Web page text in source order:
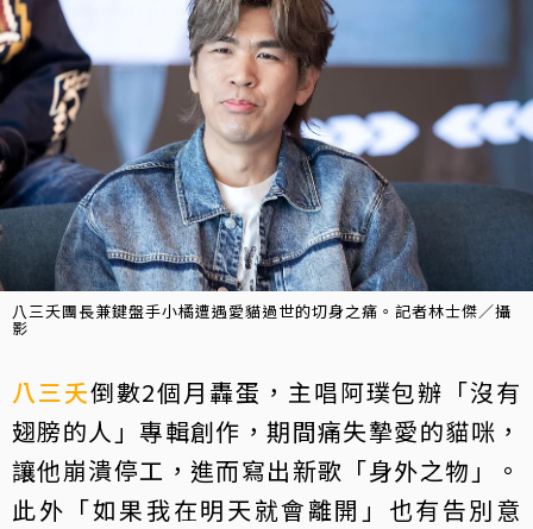
八三夭團長兼鍵盤手小橘遭遇愛貓過世的切身之痛。記者林士傑／攝
影
八三夭倒數2個月轟蛋，主唱阿璞包辦「沒有
翅膀的人」專輯創作，期間痛失摯愛的貓咪，
讓他崩潰停工，進而寫出新歌「身外之物」。
此外「如果我在明天就會離開」也有告別意